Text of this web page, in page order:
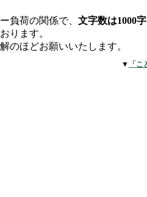
負荷の関係で、 文字数は1000
ります。
のほどお願いいたします。
▼ 「